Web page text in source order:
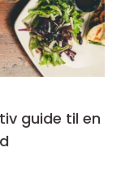
guide til en